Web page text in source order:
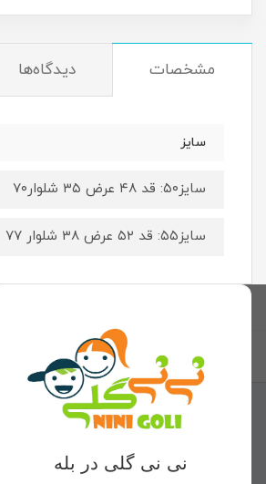
مشخصات دیدگاه‌ها
سایز
سایز۵۰: قد ۴۸ عرض ۳۵ شلوار۷۰
سایز۵۵: قد ۵۲ عرض ۳۸ شلوار ۷۷
نی نی گلی در بله
برگشت به بالا
منوی وب‌سایت